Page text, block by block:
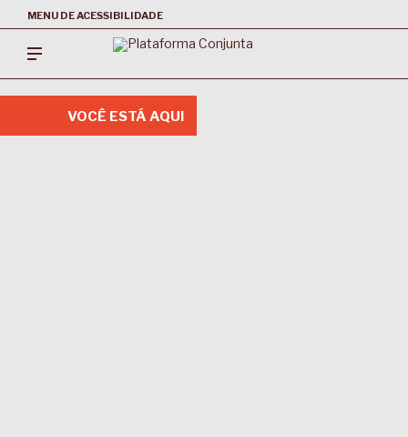
MENU DE ACESSIBILIDADE
VOCÊ ESTÁ AQUI